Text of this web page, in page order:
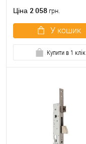
Ціна 2 058 грн.
У кошик
Купити в 1 клік